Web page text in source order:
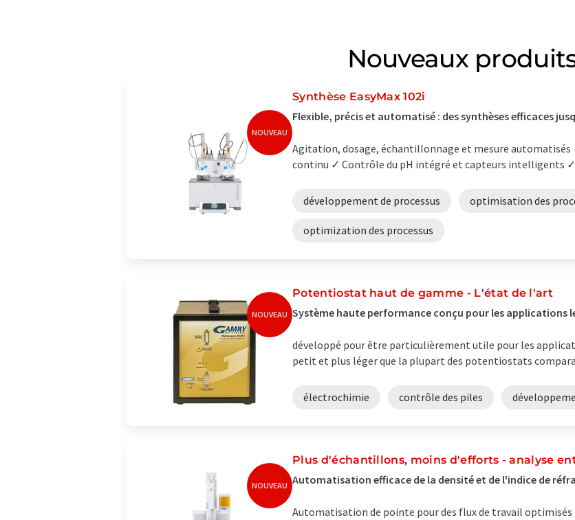
Nouveaux
NOUVEAU
Synthèse EasyMax 102i
Flexible, précis et automatisé : des synthèses efficaces
Agitation, dosage, échantillonnage et mesure
continu ✓ Contrôle du pH intégré et capteurs intelligents
développement de processus optimisation des
optimization des processus
NOUVEAU
Potentiostat haut de gamme - L'état de l'art
Système haute performance conçu pour les applications
développé pour être particulièrement utile pour les
petit et plus léger que la plupart des potentiostats
électrochimie contrôle des piles
NOUVEAU
Plus d'échantillons, moins d'efforts - analyse
Automatisation efficace de la densité et de l'indice de
Automatisation de pointe pour des flux de travail